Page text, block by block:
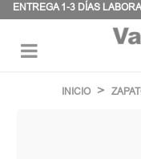
ENTREGA 1-3 DÍAS
palancaINICIO
Panel de gestión de cookies